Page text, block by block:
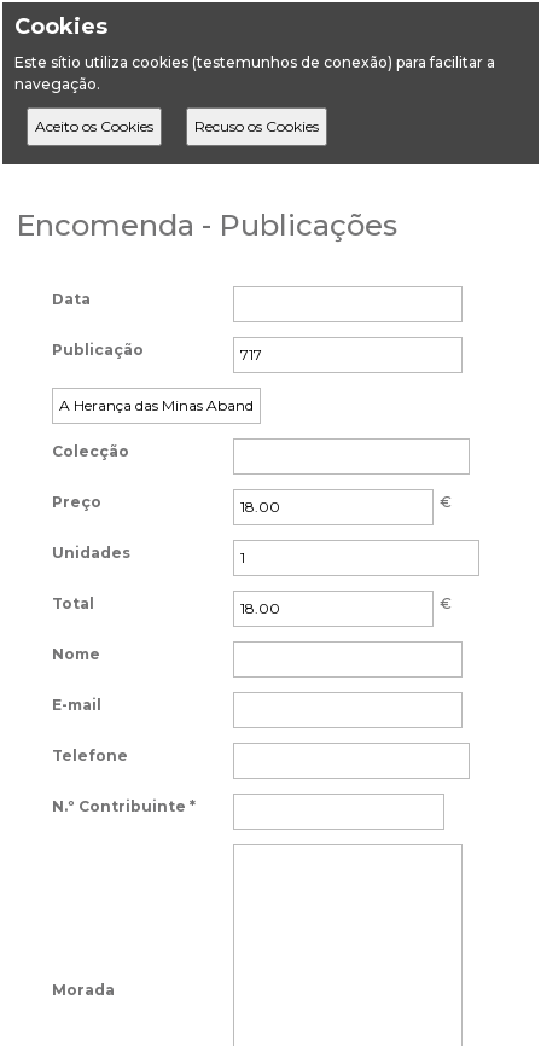
Cookies
Este sítio utiliza cookies (testemunhos de conexão) para facilitar a
navegação.
HomeForms Encomenda - Publicações
Encomenda - Publicações
Data
Publicação
Colecção
Preço €
Unidades
Total €
Nome
E-mail
Telefone
N.º Contribuinte*
Morada